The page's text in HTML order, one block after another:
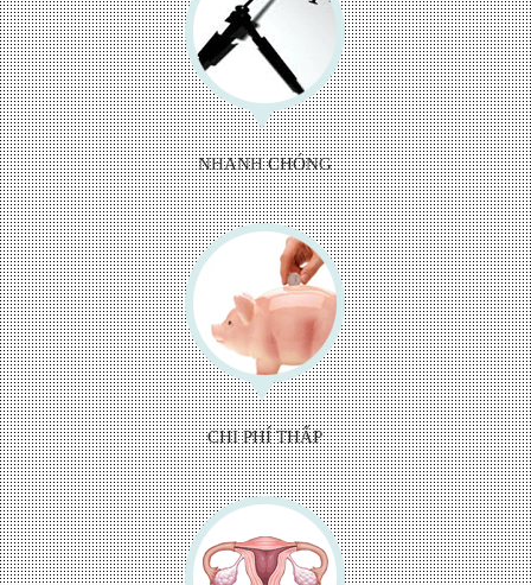
NHANH CHÓNG
CHI PHÍ THẤP